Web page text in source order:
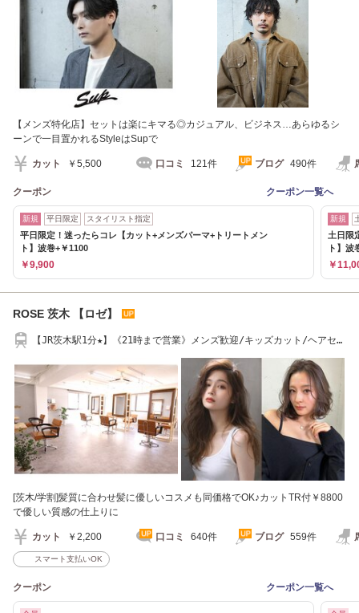
【メンズ特化店】セットは楽にキマる◎カジュアル、ビジネス…あらゆるシ
ーンで一目置かれるStyleはSupで
カット ￥5,500 口コミ 121件 ブログ 490件
クーポン クーポン一覧へ
新規 平日限定 スタイリスト指定
平日限定！迷ったらコレ【カット+メンズパーマ+トリートメン
ト】波巻+￥1100
￥9,900
新規
土日限
ト】波
￥
ROSE 茨木 【ロゼ】
【JR茨木駅1分★】《21時まで営業》メンズ歓迎/キッズカット/ヘアセッ
[茨木/学割]髪質に合わせ髪に優しいコスメも同価格でOK♪カットTR付￥8800
で優しい質感の仕上りに
カット ￥2,200 口コミ 640件 ブログ 559件
スマート支払いOK
クーポン クーポン一覧へ